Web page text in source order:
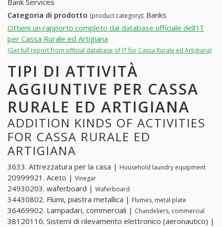
Bank Services
Categoria di prodotto (product category): Banks
Ottieni un rapporto completo dal database ufficiale dell'IT
per Cassa Rurale ed Artigiana
(Get full report from official database of IT for Cassa Rurale ed Artigiana)
TIPI DI ATTIVITÀ
AGGIUNTIVE PER CASSA
RURALE ED ARTIGIANA
ADDITION KINDS OF ACTIVITIES
FOR CASSA RURALE ED
ARTIGIANA
3633. Attrezzatura per la casa | Household laundry equipment
20999921. Aceto | Vinegar
24930203. waferboard | Waferboard
34430802. Flumi, piastra metallica | Flumes, metal plate
36469902. Lampadari, commerciali | Chandeliers, commercial
38120110. Sistemi di rilevamento elettronico (aeronautico) |